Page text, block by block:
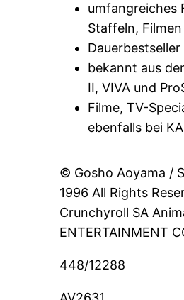
umfangreiches
Staffeln,
bekannt aus
II, VIVA und
Filme, TV-
ebenfalls bei
© Gosho Aoyama /
1996 All Rights
Crunchyroll SA
ENTERTAINMENT
448/12288